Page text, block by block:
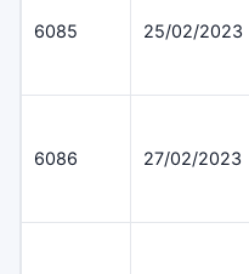
6085 25/02/2023
6086 27/02/2023